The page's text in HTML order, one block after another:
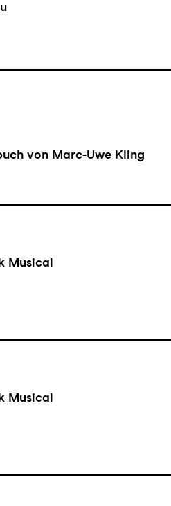
von Marc-Uwe Kling
Musical
Musical